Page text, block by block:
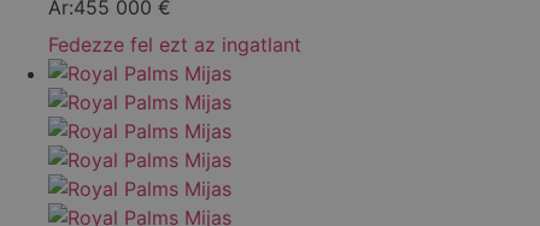
Ár:455 000 €
Fedezze fel ezt az ingatlant